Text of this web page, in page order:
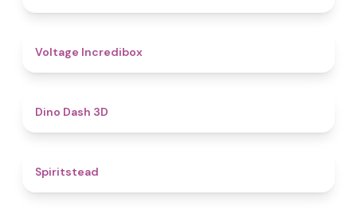
Voltage Incredibox
Dino Dash 3D
Spiritstead